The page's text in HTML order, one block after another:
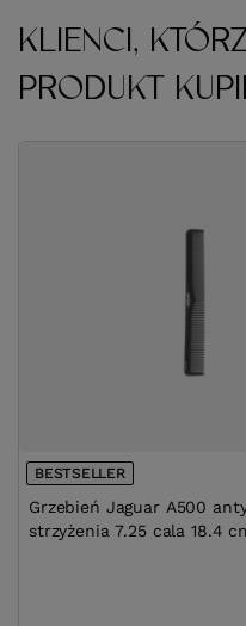
KLIENCI,
PRODUKT
BESTSELLER
Grzebień Jaguar A500
strzyżenia 7.25 cala 18.4